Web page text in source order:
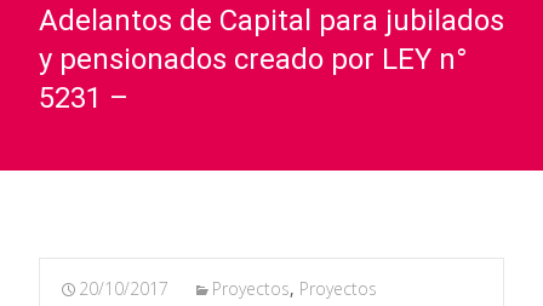
Adelantos de Capital para jubilados
y pensionados creado por LEY n°
5231 –
20/10/2017 Proyectos, Proyectos